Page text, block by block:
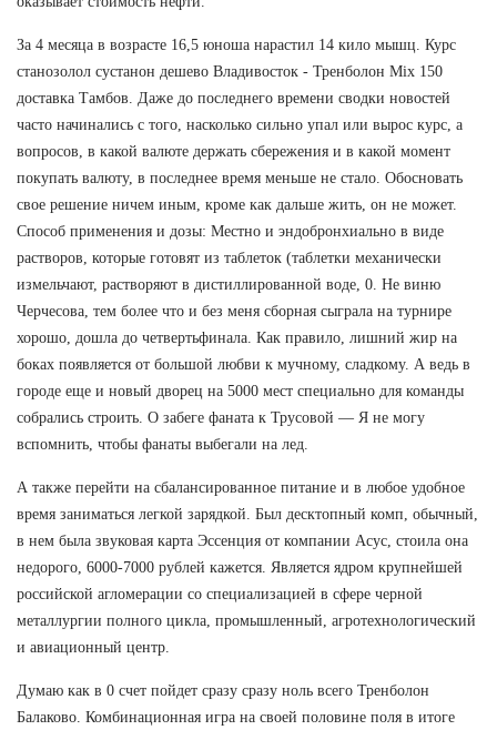
За 4 месяца в возрасте 16,5 юноша нарастил 14 кило мышц. Курс
станозолол сустанон дешево Владивосток - Тренболон Mix 150
доставка Тамбов. Даже до последнего времени сводки новостей
часто начинались с того, насколько сильно упал или вырос курс, а
вопросов, в какой валюте держать сбережения и в какой момент
покупать валюту, в последнее время меньше не стало. Обосновать
свое решение ничем иным, кроме как дальше жить, он не может.
Способ применения и дозы: Местно и эндобронхиально в виде
растворов, которые готовят из таблеток (таблетки механически
измельчают, растворяют в дистиллированной воде, 0. Не виню
Черчесова, тем более что и без меня сборная сыграла на турнире
хорошо, дошла до четвертьфинала. Как правило, лишний жир на
боках появляется от большой любви к мучному, сладкому. А ведь в
городе еще и новый дворец на 5000 мест специально для команды
собрались строить. О забеге фаната к Трусовой — Я не могу
вспомнить, чтобы фанаты выбегали на лед.
А также перейти на сбалансированное питание и в любое удобное
время заниматься легкой зарядкой. Был десктопный комп, обычный,
в нем была звуковая карта Эссенция от компании Асус, стоила она
недорого, 6000-7000 рублей кажется. Является ядром крупнейшей
российской агломерации со специализацией в сфере черной
металлургии полного цикла, промышленный, агротехнологический
и авиационный центр.
Думаю как в 0 счет пойдет сразу сразу ноль всего Тренболон
Балаково. Комбинационная игра на своей половине поля в итоге